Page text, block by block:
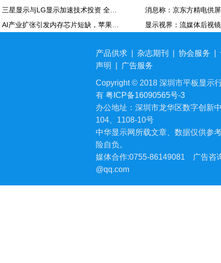
产品供求 杂志期刊 协会服务
声明
广告服务
Copyright © 2018 深圳市平板显示
有 粤ICP备16090565号-3
办公地址：深圳市龙华区数字创新
104、1108-10号
中华显示网所载文章、数据仅供参
险自负。
媒体合作:0755-86149081
广告咨
@qq.com